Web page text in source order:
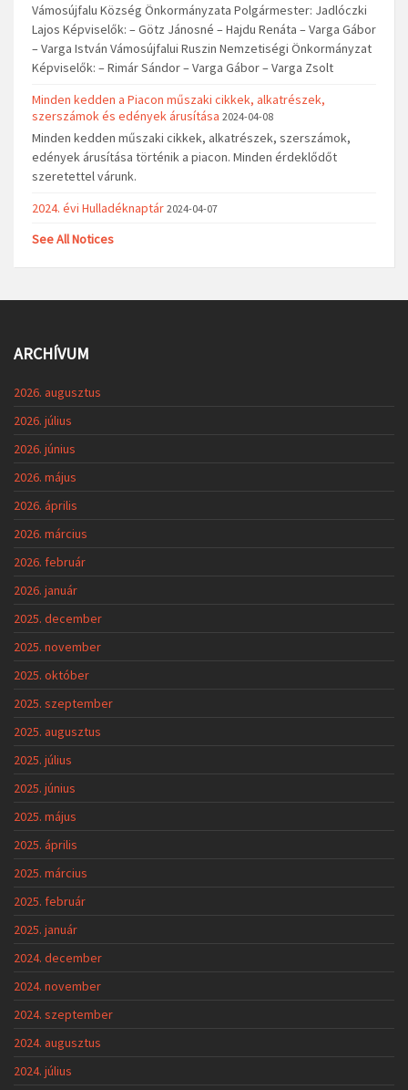
Vámosújfalu Község Önkormányzata Polgármester: Jadlóczki
Lajos Képviselők: – Götz Jánosné – Hajdu Renáta – Varga Gábor
– Varga István Vámosújfalui Ruszin Nemzetiségi Önkormányzat
Képviselők: – Rimár Sándor – Varga Gábor – Varga Zsolt
Minden kedden a Piacon műszaki cikkek, alkatrészek,
szerszámok és edények árusítása 2024-04-08
Minden kedden műszaki cikkek, alkatrészek, szerszámok,
edények árusítása történik a piacon. Minden érdeklődőt
szeretettel várunk.
2024. évi Hulladéknaptár 2024-04-07
See All Notices
ARCHÍVUM
2026. augusztus
2026. július
2026. június
2026. május
2026. április
2026. március
2026. február
2026. január
2025. december
2025. november
2025. október
2025. szeptember
2025. augusztus
2025. július
2025. június
2025. május
2025. április
2025. március
2025. február
2025. január
2024. december
2024. november
2024. szeptember
2024. augusztus
2024. július